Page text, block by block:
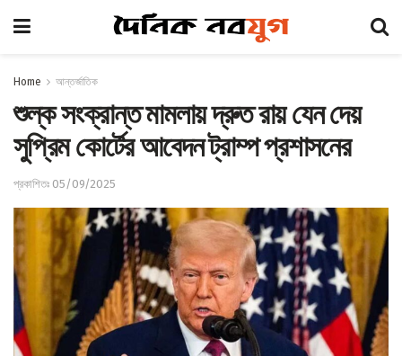
Home আন্তর্জাতিক
শুল্ক সংক্রান্ত মামলায় দ্রুত রায় যেন দেয়
সুপ্রিম কোর্টের আবেদন ট্রাম্প প্রশাসনের
প্রকাশিতঃ 05/09/2025